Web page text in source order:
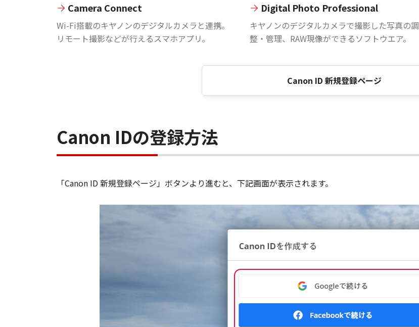
Camera Connect
Wi-Fi搭載のキヤノンのデジタルカメラと連携。
リモート撮影などが行えるスマホアプリ。
Digital Photo Professional
キヤノンのデジタルカメラで撮影した写真の調
整・管理、RAW現像ができるソフトウエア。
Canon ID 新規登録ページ
Canon IDの登録方法
「Canon ID 新規登録ページ」ボタンより進むと、下記画面が表示されます。